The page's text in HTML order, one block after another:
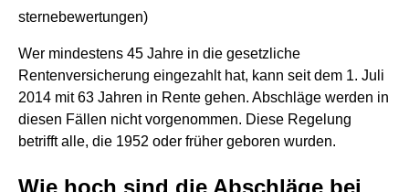
sternebewertungen)
Wer mindestens 45 Jahre in die gesetzliche
Rentenversicherung eingezahlt hat, kann seit dem 1. Juli
2014 mit 63 Jahren in Rente gehen. Abschläge werden in
diesen Fällen nicht vorgenommen. Diese Regelung
betrifft alle, die 1952 oder früher geboren wurden.
Wie hoch sind die Abschläge bei